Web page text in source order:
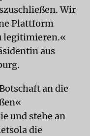
Wir
Plattform
legitimieren.«
aus
an die
und stehe an
die